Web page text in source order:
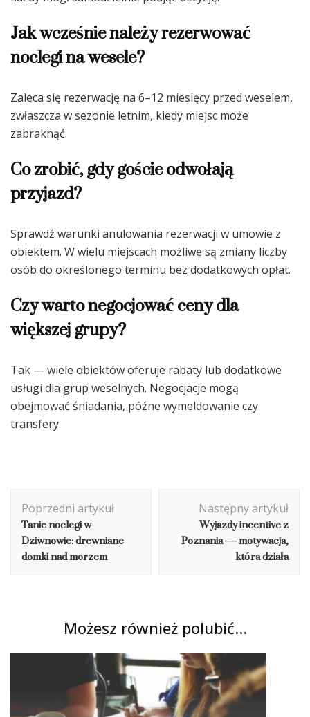
Jak wcześnie należy rezerwować
noclegi na wesele?
Zaleca się rezerwację na 6–12 miesięcy przed weselem,
zwłaszcza w sezonie letnim, kiedy miejsc może
zabraknąć.
Co zrobić, gdy goście odwołają
przyjazd?
Sprawdź warunki anulowania rezerwacji w umowie z
obiektem. W wielu miejscach możliwe są zmiany liczby
osób do określonego terminu bez dodatkowych opłat.
Czy warto negocjować ceny dla
większej grupy?
Tak — wiele obiektów oferuje rabaty lub dodatkowe
usługi dla grup weselnych. Negocjacje mogą
obejmować śniadania, późne wymeldowanie czy
transfery.
wpisu
Poprzedni artykuł
Tanie noclegi w
Dziwnowie: drewniane
domki nad morzem
Następny artykuł
Wyjazdy incentive z
Poznania — motywacja,
która działa
Możesz również polubić…